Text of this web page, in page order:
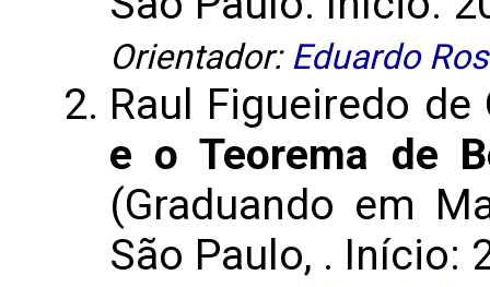
Orientador: Eduardo
Raul Figueiredo
e o Teorema de
(Graduando em
São Paulo, . Início: